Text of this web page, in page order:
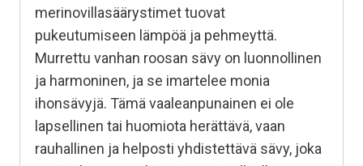
merinovillasäärystimet tuovat
pukeutumiseen lämpöä ja pehmeyttä.
Murrettu vanhan roosan sävy on luonnollinen
ja harmoninen, ja se imartelee monia
ihonsävyjä. Tämä vaaleanpunainen ei ole
lapsellinen tai huomiota herättävä, vaan
rauhallinen ja helposti yhdistettävä sävy, joka